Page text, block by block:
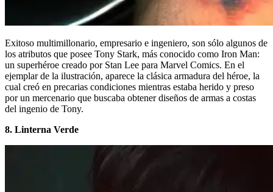
Exitoso multimillonario, empresario e ingeniero, son sólo algunos de
los atributos que posee Tony Stark, más conocido como Iron Man:
un superhéroe creado por Stan Lee para Marvel Comics. En el
ejemplar de la ilustración, aparece la clásica armadura del héroe, la
cual creó en precarias condiciones mientras estaba herido y preso
por un mercenario que buscaba obtener diseños de armas a costas
del ingenio de Tony.
8. Linterna Verde